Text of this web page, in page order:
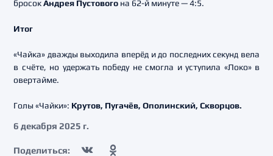
бросокАндрея Пустового на 62-й минуте — 4:5.
Итог
«Чайка» дважды выходила вперёд и до последних секунд вела
в счёте, но удержать победу не смогла и уступила «Локо» в
овертайме.
Голы «Чайки»: Крутов, Пугачёв, Ополинский, Скворцов.
6 декабря 2025 г.
Поделиться: